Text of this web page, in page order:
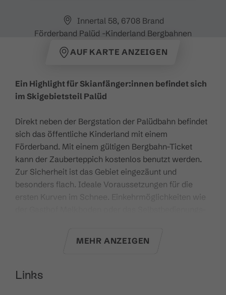
Innertal 58, 6708 Brand
Förderband Palüd -Kinderland Bergbahnen
AUF KARTE ANZEIGEN
Ein Highlight für Skianfänger:innen befindet sich
im Skigebietsteil Palüd
Direkt neben der Bergstation der Palüdbahn befindet
sich das öffentliche Kinderland mit einem
Förderband. Mit einem gültigen Bergbahn-Ticket
kann der Zauberteppich kostenlos benutzt werden.
Zur Sicherheit ist das Gebiet eingezäunt und
besonders flach. Ideale Voraussetzungen für die
ersten Kurven im Schnee. Einkehrmöglichkeiten wie
Anreise mit öffentlichen
Palüdbahn". Die genauen Verbindungen können
MEHR ANZEIGEN
Links